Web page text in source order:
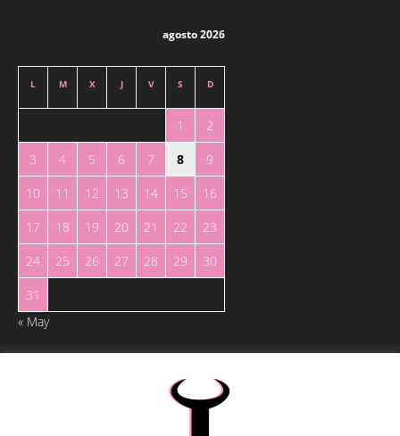
agosto 2026
L M X J V S D
1
2
3
4 5 6 7 8
9
10
11 12 13 14 15
16
17
18 19 20 21 22
23
24
25 26 27 28 29
30
31
« May